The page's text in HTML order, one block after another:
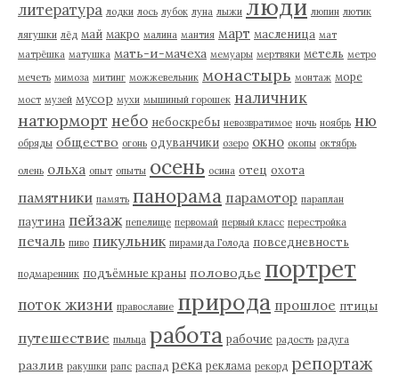
литература лодки лось лубок луна лыжи люди люпин лютик
лягушки лёд май макро малина мантия март масленица мат
матрёшка матушка мать-и-мачеха мемуары мертвяки метель метро
мечеть мимоза митинг можжевельник монастырь монтаж море
мост музей мусор мухи мышиный горошек наличник
натюрморт небо небоскребы невозвратимое ночь ноябрь ню
обряды общество огонь одуванчики озеро окно окопы октябрь
олень ольха опыт опыты осень осина отец охота
памятники память панорама парамотор параплан
паутина пейзаж пепелище первомай первый класс перестройка
печаль пиво пикульник пирамида Голода повседневность
подмаренник подъёмные краны половодье портрет
поток жизни православие природа прошлое птицы
путешествие пыльца работа рабочие радость радуга
разлив ракушки рапс распад река реклама рекорд репортаж